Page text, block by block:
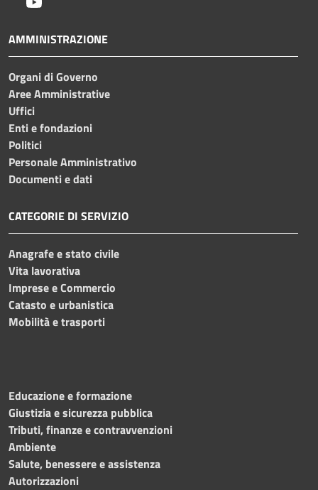
AMMINISTRAZIONE
Organi di Governo
Aree Amministrative
Uffici
Enti e fondazioni
Politici
Personale Amministrativo
Documenti e dati
CATEGORIE DI SERVIZIO
Anagrafe e stato civile
Vita lavorativa
Imprese e Commercio
Catasto e urbanistica
Mobilità e trasporti
Educazione e formazione
Giustizia e sicurezza pubblica
Tributi, finanze e contravvenzioni
Ambiente
Salute, benessere e assistenza
Autorizzazioni